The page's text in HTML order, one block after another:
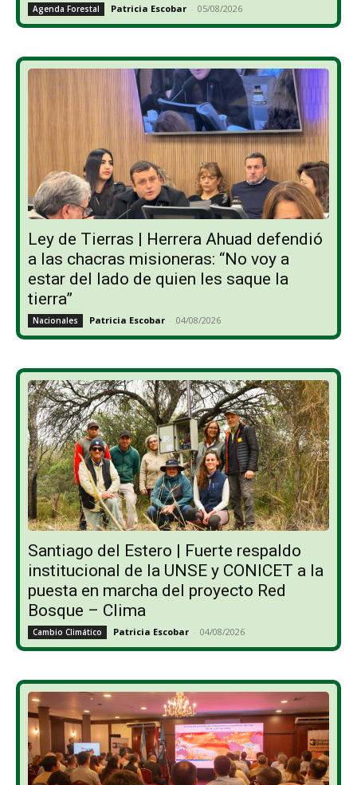
Agenda Forestal Patricia Escobar - 05/08/2026
Ley de Tierras | Herrera Ahuad defendió
a las chacras misioneras: “No voy a
estar del lado de quien les saque la
tierra”
Nacionales Patricia Escobar - 04/08/2026
Santiago del Estero | Fuerte respaldo
institucional de la UNSE y CONICET a la
puesta en marcha del proyecto Red
Bosque – Clima
Cambio Climático Patricia Escobar - 04/08/2026